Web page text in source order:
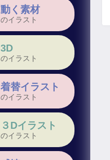
動く素材
のイラスト
3D
のイラスト
着替イラスト
のイラスト
３Dイラスト
のイラスト